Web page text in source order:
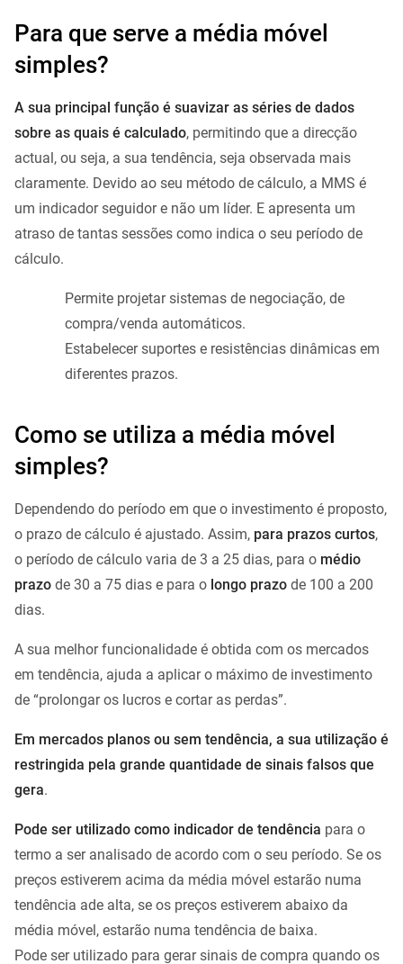
Para que serve a média móvel
simples?
A sua principal função é suavizar as séries de dados
sobre as quais é calculado, permitindo que a direcção
actual, ou seja, a sua tendência, seja observada mais
claramente. Devido ao seu método de cálculo, a MMS é
um indicador seguidor e não um líder. E apresenta um
atraso de tantas sessões como indica o seu período de
cálculo.
Permite projetar sistemas de negociação, de
compra/venda automáticos.
Estabelecer suportes e resistências dinâmicas em
diferentes prazos.
Como se utiliza a média móvel
simples?
Dependendo do período em que o investimento é proposto,
o prazo de cálculo é ajustado. Assim, para prazos curtos,
o período de cálculo varia de 3 a 25 dias, para o médio
prazo de 30 a 75 dias e para o longo prazo de 100 a 200
dias.
A sua melhor funcionalidade é obtida com os mercados
em tendência, ajuda a aplicar o máximo de investimento
de “prolongar os lucros e cortar as perdas”.
Em mercados planos ou sem tendência, a sua utilização é
restringida pela grande quantidade de sinais falsos que
gera.
Pode ser utilizado como indicador de tendência para o
termo a ser analisado de acordo com o seu período. Se os
preços estiverem acima da média móvel estarão numa
tendência ade alta, se os preços estiverem abaixo da
média móvel, estarão numa tendência de baixa.
Pode ser utilizado para gerar sinais de compra quando os